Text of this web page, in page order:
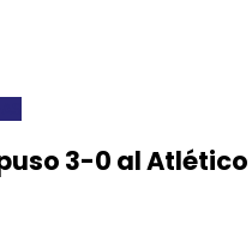
3-0 al Atlético